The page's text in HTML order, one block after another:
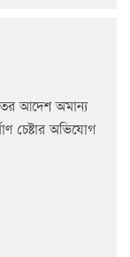
আদেশ অমান্য
চেষ্টার অভিযোগ